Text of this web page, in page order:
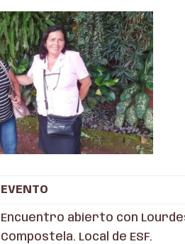
EVENTO
Encuentro abierto con
Compostela. Local de ESF.